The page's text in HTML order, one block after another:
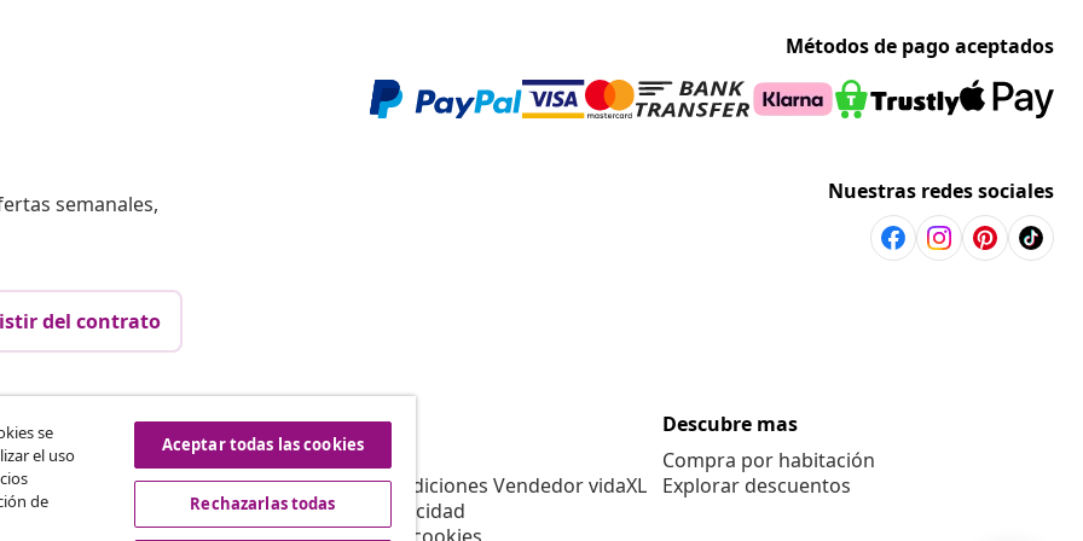
Métodos de pago aceptados
semanales, Nuestras redes sociales
del contrato
de marketing
vidaXL
Términos y Condiciones Vendedor vidaXL
Política de privacidad
Descubre mas
Compra por habitación
Explorar descuentos
se
el uso
de
Aceptar todas las cookies
Rechazarlas todas